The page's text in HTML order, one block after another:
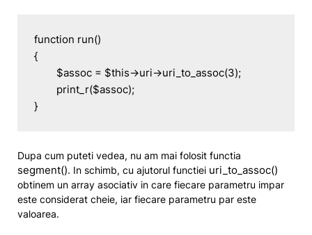
function run()
{
}
Dupa cum puteti vedea, nu am mai folosit functia
segment(). In schimb, cu ajutorul functiei uri_to_assoc()
obtinem un array asociativ in care fiecare parametru impar
este considerat cheie, iar fiecare parametru par este
valoarea.